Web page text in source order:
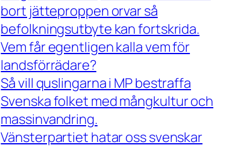
bort jätteproppen orvar så
befolkningsutbyte kan fortskrida.
Vem får egentligen kalla vem för
landsförrädare?
Så vill quslingarna i MP bestraffa
Svenska folket med mångkultur och
massinvandring.
Vänsterpartiet hatar oss svenskar